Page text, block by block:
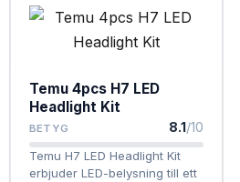
Temu 4pcs H7 LED
Headlight Kit
BETYG 8.1/10
Temu H7 LED Headlight Kit
erbjuder LED-belysning till ett